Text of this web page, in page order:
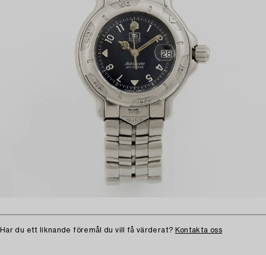
Har du ett liknande föremål du vill få värderat? Kontakta oss